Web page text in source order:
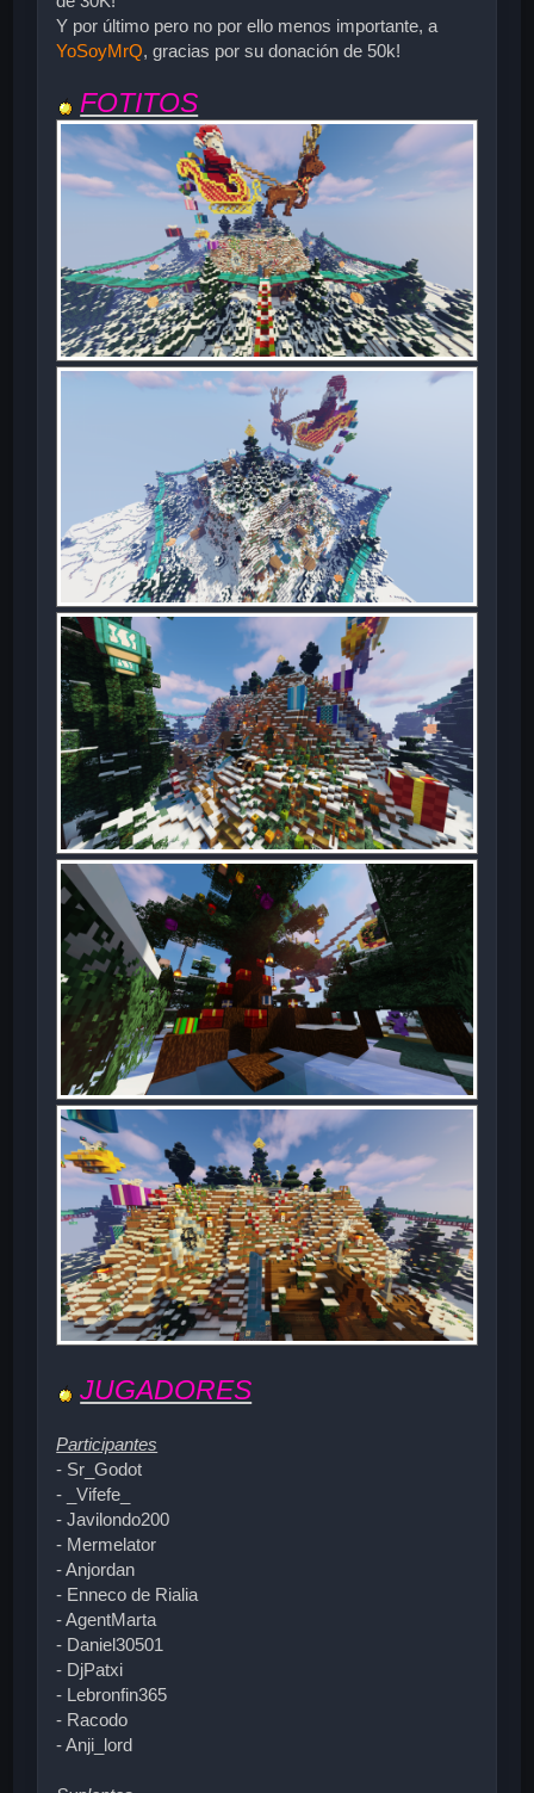
Y por último pero no por ello menos importante, a
YoSoyMrQ, gracias por su donación de 50k!
FOTITOS
JUGADORES
Participantes
- Sr_Godot
- _Vifefe_
- Javilondo200
- Mermelator
- Anjordan
- Enneco de Rialia
- AgentMarta
- Daniel30501
- DjPatxi
- Lebronfin365
- Racodo
- Anji_lord